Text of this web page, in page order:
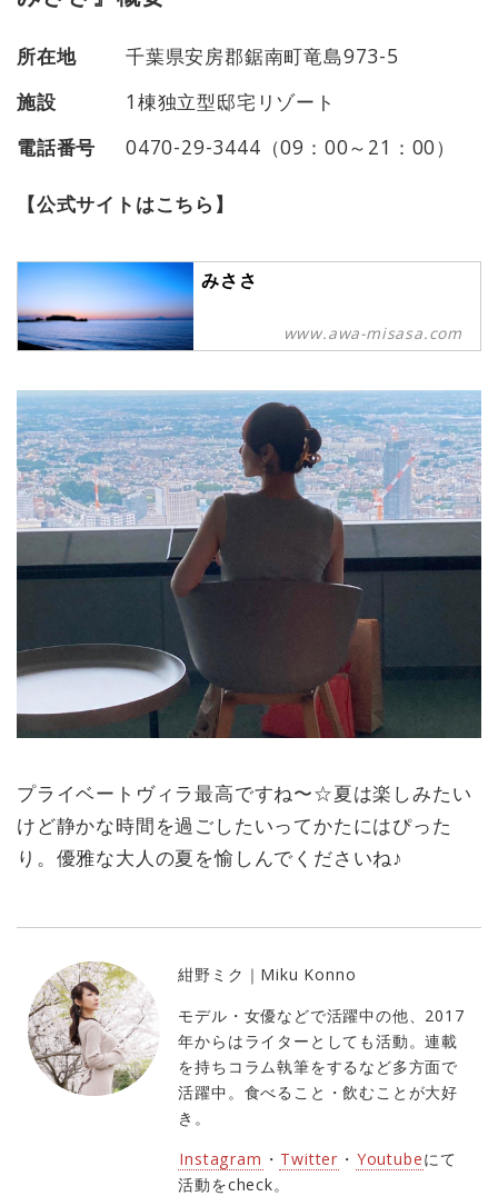
所在地
千葉県安房郡鋸南町竜島973-5
施設
1棟独立型邸宅リゾート
電話番号
0470-29-3444（09：00～21：00）
【公式サイトはこちら】
みささ
www.awa-misasa.com
プライベートヴィラ最高ですね〜☆夏は楽しみたい
けど静かな時間を過ごしたいってかたにはぴった
り。優雅な大人の夏を愉しんでくださいね♪
紺野ミク｜Miku Konno
モデル・女優などで活躍中の他、2017
年からはライターとしても活動。連載
を持ちコラム執筆をするなど多方面で
活躍中。食べること・飲むことが大好
き。
Instagram ・ Twitter ・ Youtubeにて
活動をcheck。